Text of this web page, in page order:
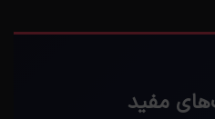
مفید